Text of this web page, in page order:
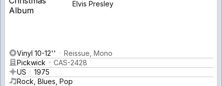
Elvis Presley
Vinyl 10-12''
Reissue, Mono
Pickwick
CAS-2428
US
1975
Rock, Blues, Pop